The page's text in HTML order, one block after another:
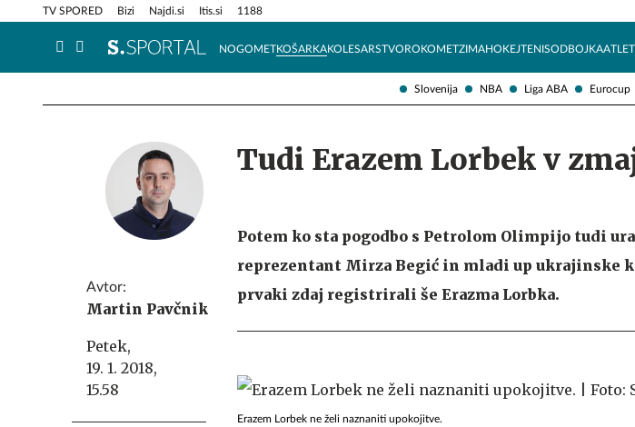
Slovenija NBA Liga ABA Eurocup
TV SPORED Bizi Najdi.si Itis.si 1188
NOGOMETKOŠARKAKOLESARSTVOROKOMETZIMAHOKEJTENISODBOJKA
Info in obvestila Tehnik
Avtor:
Martin Pavčnik
Petek,
19. 1. 2018,
15.58
Tudi Erazem Lorbek v
Potem ko sta pogodbo s Petrolom Olimpijo tudi
reprezentant Mirza Begić in mladi up ukrajinske
prvaki zdaj registrirali še Erazma Lorbka.
Erazem Lorbek ne želi naznaniti upokojitve.